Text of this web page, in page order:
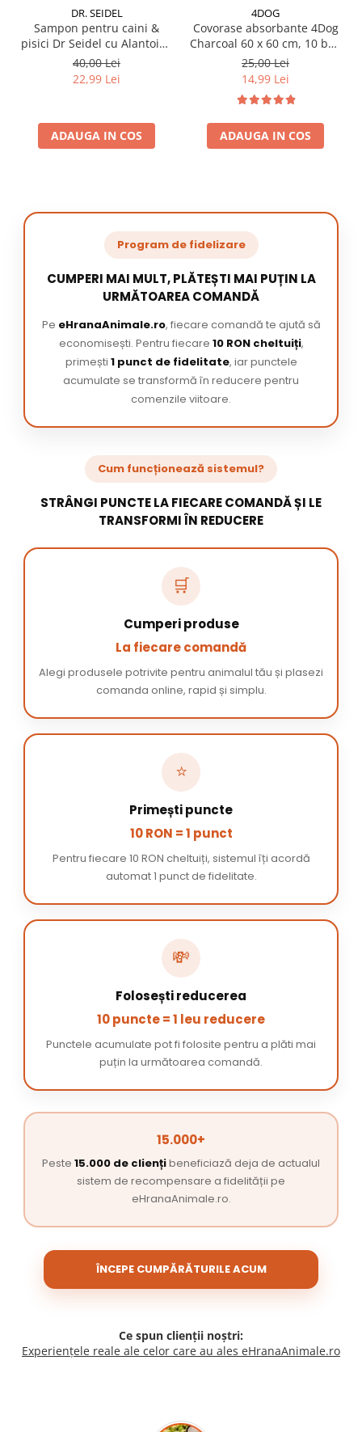
DR. SEIDEL
Sampon pentru caini &
pisici Dr Seidel cu Alantoina
220 ml
40,00 Lei
22,99 Lei
ADAUGA IN COS
4DOG
Covorase absorbante 4Dog
Charcoal 60 x 60 cm, 10 buc
/ pachet
25,00 Lei
14,99 Lei
ADAUGA IN COS
Program de fidelizare
CUMPERI MAI MULT, PLĂTEȘTI MAI PUȚIN LA
URMĂTOAREA COMANDĂ
Pe eHranaAnimale.ro, fiecare comandă te ajută să
economisești. Pentru fiecare 10 RON cheltuiți,
primești 1 punct de fidelitate, iar punctele
acumulate se transformă în reducere pentru
comenzile viitoare.
Cum funcționează sistemul?
STRÂNGI PUNCTE LA FIECARE COMANDĂ ȘI LE
TRANSFORMI ÎN REDUCERE
🛒
Cumperi produse
La fiecare comandă
Alegi produsele potrivite pentru animalul tău și plasezi
comanda online, rapid și simplu.
⭐
Primești puncte
10 RON = 1 punct
Pentru fiecare 10 RON cheltuiți, sistemul îți acordă
automat 1 punct de fidelitate.
💸
Folosești reducerea
10 puncte = 1 leu reducere
Punctele acumulate pot fi folosite pentru a plăti mai
puțin la următoarea comandă.
15.000+
Peste 15.000 de cliențibeneficiază deja de actualul
sistem de recompensare a fidelității pe
eHranaAnimale.ro.
ÎNCEPE CUMPĂRĂTURILE ACUM
Ce spun clienții noștri:
Experiențele reale ale celor care au ales eHranaAnimale.ro